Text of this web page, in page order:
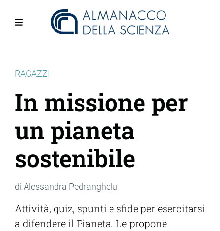
RAGAZZI
In missione per
un pianeta
sostenibile
di Alessandra Pedranghelu
Attività, quiz, spunti e sfide per esercitarsi
a difendere il Pianeta. Le propone